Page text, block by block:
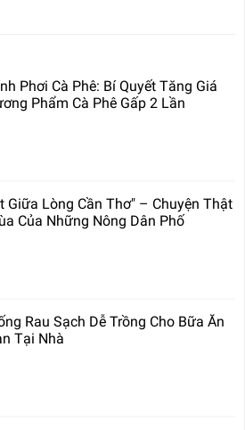
Phơi Cà Phê: Bí Quyết Tăng Giá
Phẩm Cà Phê Gấp 2 Lần
Giữa Lòng Cần Thơ" – Chuyện Thật
Của Những Nông Dân Phố
Rau Sạch Dễ Trồng Cho Bữa Ăn
Tại Nhà